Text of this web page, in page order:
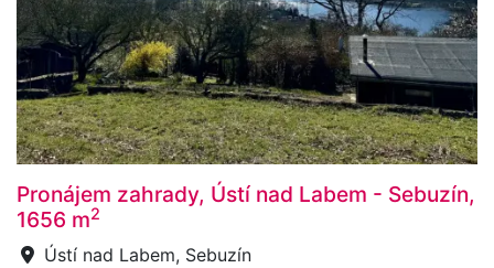
Pronájem zahrady, Ústí nad Labem - Sebuzín,
1656 m2
Ústí nad Labem, Sebuzín